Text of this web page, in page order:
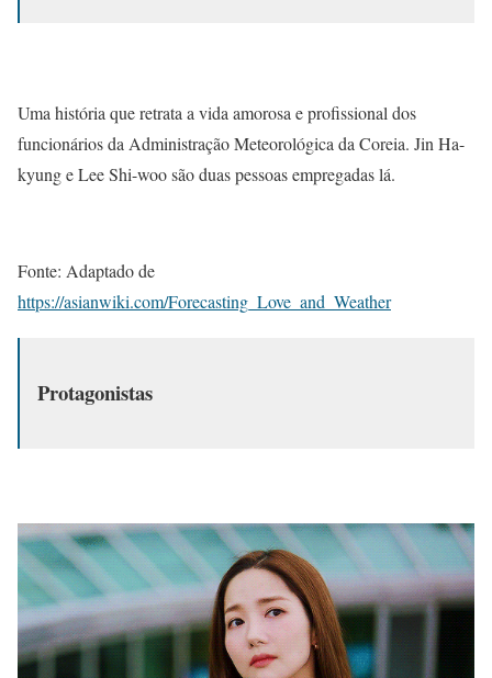
Uma história que retrata a vida amorosa e profissional dos
funcionários da Administração Meteorológica da Coreia. Jin Ha-
kyung e Lee Shi-woo são duas pessoas empregadas lá.
Fonte: Adaptado de
https://asianwiki.com/Forecasting_Love_and_Weather
Protagonistas